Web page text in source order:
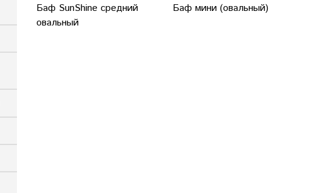
Баф SunShine средний
овальный
Баф мини (овальный)